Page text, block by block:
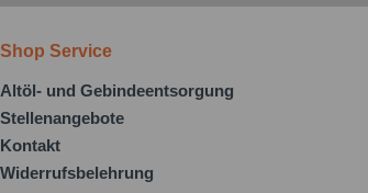
Shop Service
Altöl- und Gebindeentsorgung
Stellenangebote
Kontakt
Widerrufsbelehrung